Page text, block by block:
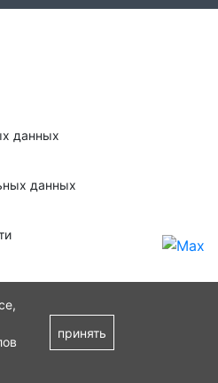
данных
данных
принять